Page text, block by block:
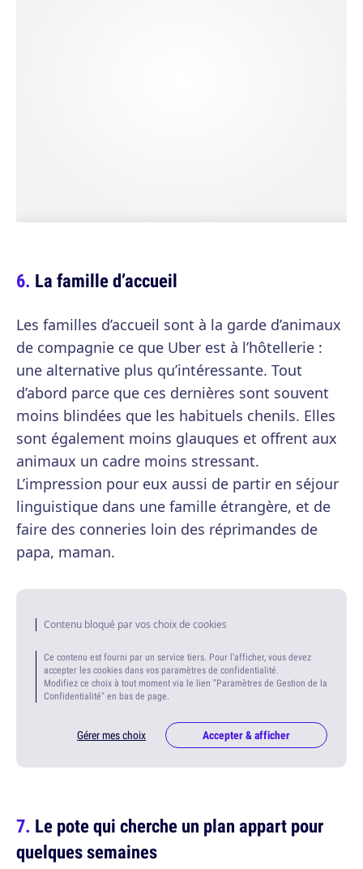
La famille d’accueil
Les familles d’accueil sont à la garde d’animaux
de compagnie ce que Uber est à l’hôtellerie :
une alternative plus qu’intéressante. Tout
d’abord parce que ces dernières sont souvent
moins blindées que les habituels chenils. Elles
sont également moins glauques et offrent aux
animaux un cadre moins stressant.
L’impression pour eux aussi de partir en séjour
linguistique dans une famille étrangère, et de
faire des conneries loin des réprimandes de
papa, maman.
Contenu bloqué par vos choix de cookies
Ce contenu est fourni par un service tiers. Pour l'afficher, vous devez
accepter les cookies dans vos paramètres de confidentialité.
Modifiez ce choix à tout moment via le lien "Paramètres de Gestion de la
Confidentialité" en bas de page.
Gérer mes choix Accepter & afficher
Le pote qui cherche un plan appart pour
quelques semaines